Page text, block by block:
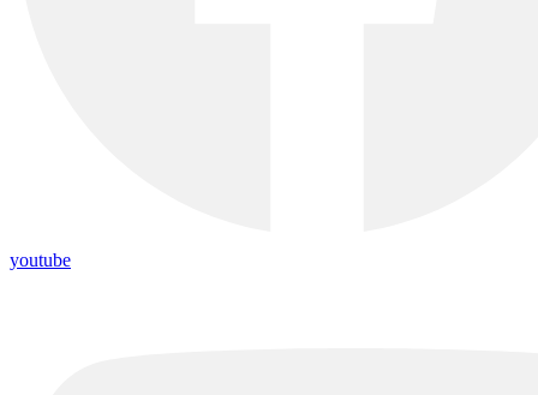
youtube